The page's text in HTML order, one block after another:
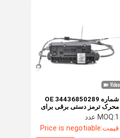
شماره OE 34436850289
محرک ترمز دستی برقی برای
BMW X5 E70 2006-2013
MOQ:1 عدد
قیمت:Price is negotiable